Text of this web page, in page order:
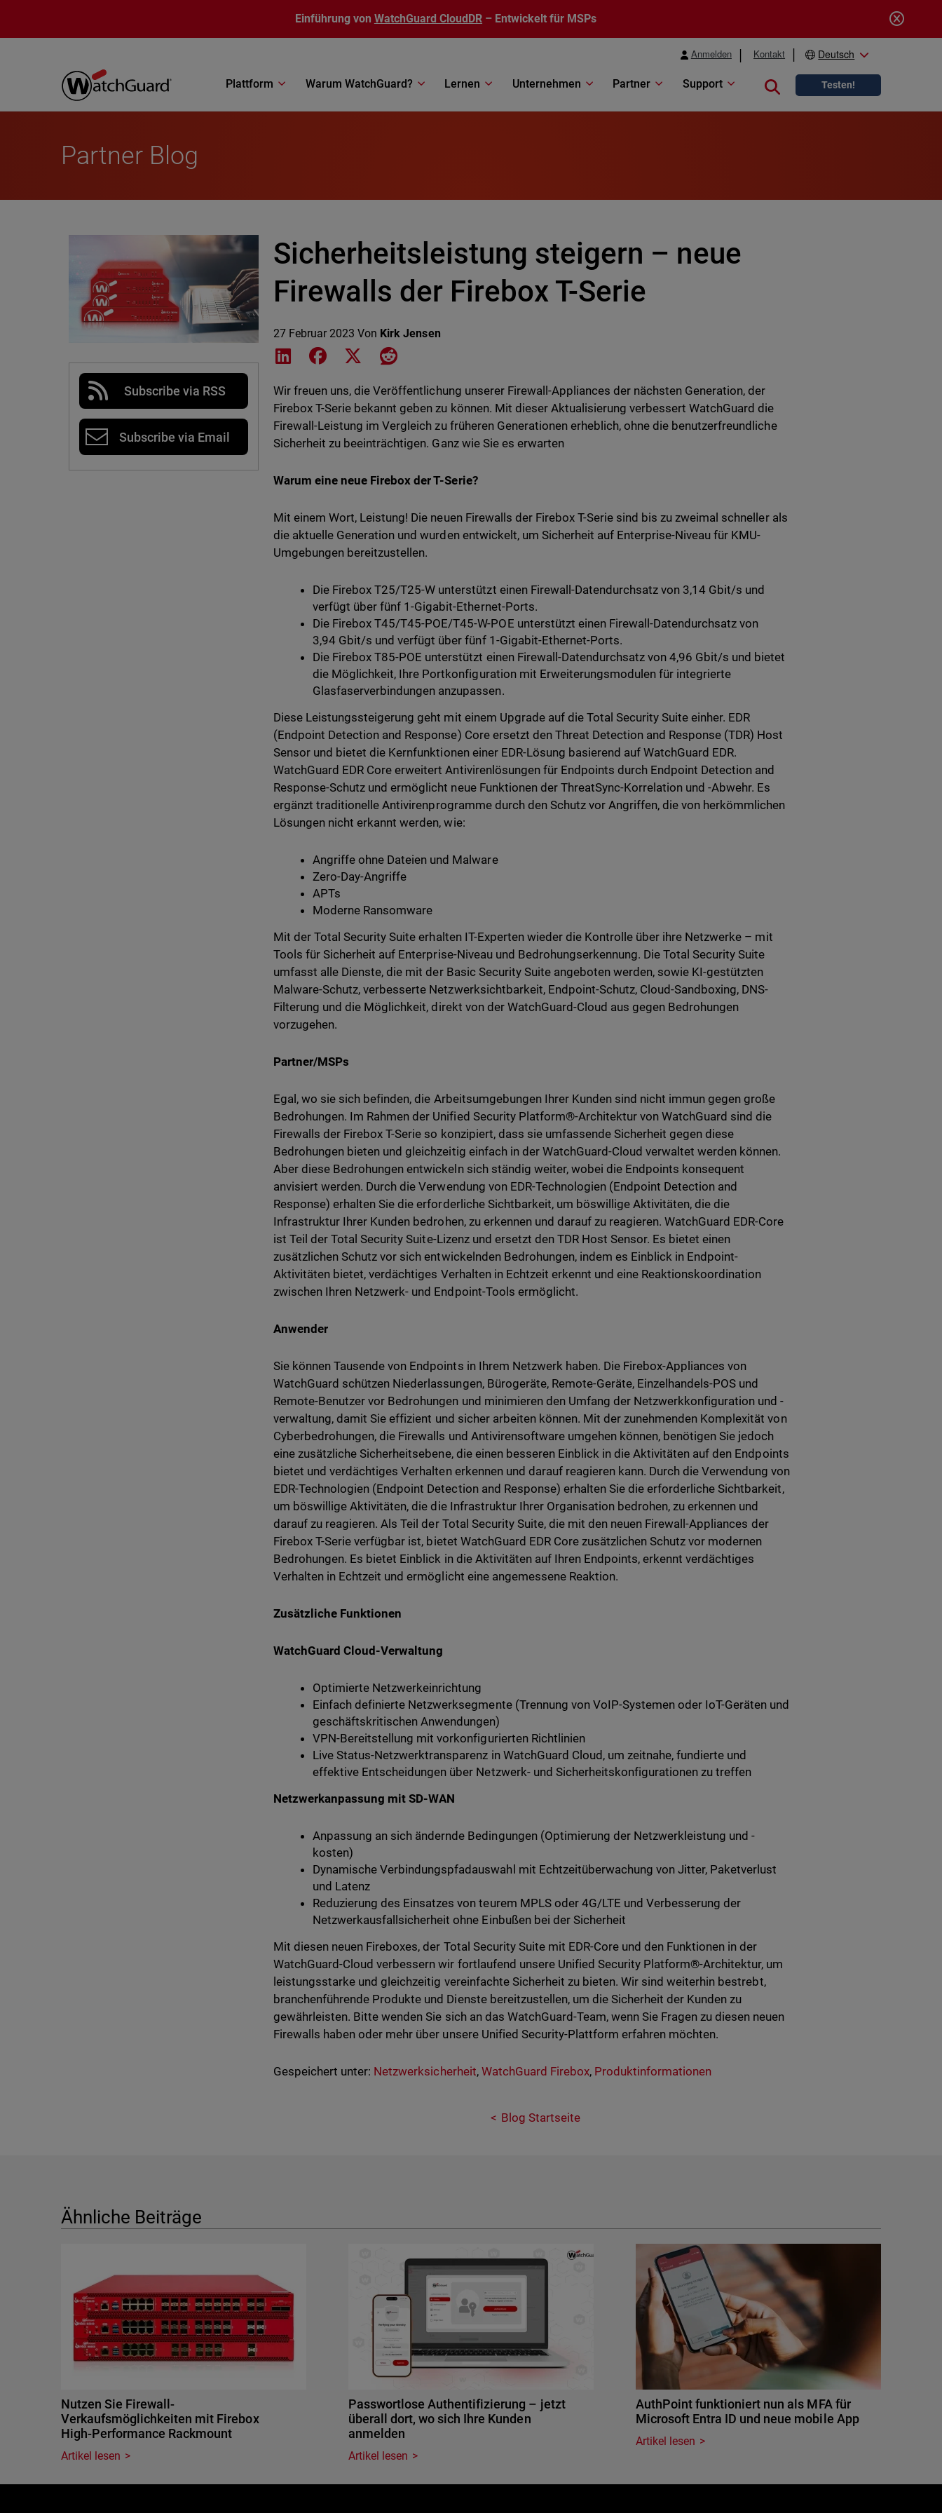
Einführung von WatchGuard CloudDR – Entwickelt für MSPs
Anmelden Kontakt Deutsch
Plattform Warum WatchGuard? Lernen Unternehmen Partner Support Close search
Testen!
Partner Blog
Subscribe via RSS
Subscribe via Email
Sicherheitsleistung steigern – neue
Firewalls der Firebox T-Serie
27 Februar 2023 Von Kirk Jensen
Share on LinkedIn
Share on Facebook
Share on XShare on Reddit
Wir freuen uns, die Veröffentlichung unserer Firewall-Appliances der nächsten Generation, der
Firebox T-Serie bekannt geben zu können. Mit dieser Aktualisierung verbessert WatchGuard die
Firewall-Leistung im Vergleich zu früheren Generationen erheblich, ohne die benutzerfreundliche
Sicherheit zu beeinträchtigen. Ganz wie Sie es erwarten
Warum eine neue Firebox der T-Serie?
Mit einem Wort, Leistung! Die neuen Firewalls der Firebox T-Serie sind bis zu zweimal schneller als
die aktuelle Generation und wurden entwickelt, um Sicherheit auf Enterprise-Niveau für KMU-
Umgebungen bereitzustellen.
Die Firebox T25/T25-W unterstützt einen Firewall-Datendurchsatz von 3,14 Gbit/s und
verfügt über fünf 1-Gigabit-Ethernet-Ports.
Die Firebox T45/T45-POE/T45-W-POE unterstützt einen Firewall-Datendurchsatz von
3,94 Gbit/s und verfügt über fünf 1-Gigabit-Ethernet-Ports.
Die Firebox T85-POE unterstützt einen Firewall-Datendurchsatz von 4,96 Gbit/s und bietet
die Möglichkeit, Ihre Portkonfiguration mit Erweiterungsmodulen für integrierte
Glasfaserverbindungen anzupassen.
Diese Leistungssteigerung geht mit einem Upgrade auf die Total Security Suite einher. EDR
(Endpoint Detection and Response) Core ersetzt den Threat Detection and Response (TDR) Host
Sensor und bietet die Kernfunktionen einer EDR-Lösung basierend auf WatchGuard EDR.
WatchGuard EDR Core erweitert Antivirenlösungen für Endpoints durch Endpoint Detection and
Response-Schutz und ermöglicht neue Funktionen der ThreatSync-Korrelation und -Abwehr. Es
ergänzt traditionelle Antivirenprogramme durch den Schutz vor Angriffen, die von herkömmlichen
Lösungen nicht erkannt werden, wie:
Angriffe ohne Dateien und Malware
Zero-Day-Angriffe
APTs
Moderne Ransomware
Mit der Total Security Suite erhalten IT-Experten wieder die Kontrolle über ihre Netzwerke – mit
Tools für Sicherheit auf Enterprise-Niveau und Bedrohungserkennung. Die Total Security Suite
umfasst alle Dienste, die mit der Basic Security Suite angeboten werden, sowie KI-gestützten
Malware-Schutz, verbesserte Netzwerksichtbarkeit, Endpoint-Schutz, Cloud-Sandboxing, DNS-
Filterung und die Möglichkeit, direkt von der WatchGuard-Cloud aus gegen Bedrohungen
vorzugehen.
Partner/MSPs
Egal, wo sie sich befinden, die Arbeitsumgebungen Ihrer Kunden sind nicht immun gegen große
Bedrohungen. Im Rahmen der Unified Security Platform®-Architektur von WatchGuard sind die
Firewalls der Firebox T-Serie so konzipiert, dass sie umfassende Sicherheit gegen diese
Bedrohungen bieten und gleichzeitig einfach in der WatchGuard-Cloud verwaltet werden können.
Aber diese Bedrohungen entwickeln sich ständig weiter, wobei die Endpoints konsequent
anvisiert werden. Durch die Verwendung von EDR-Technologien (Endpoint Detection and
Response) erhalten Sie die erforderliche Sichtbarkeit, um böswillige Aktivitäten, die die
Infrastruktur Ihrer Kunden bedrohen, zu erkennen und darauf zu reagieren. WatchGuard EDR-Core
ist Teil der Total Security Suite-Lizenz und ersetzt den TDR Host Sensor. Es bietet einen
zusätzlichen Schutz vor sich entwickelnden Bedrohungen, indem es Einblick in Endpoint-
Aktivitäten bietet, verdächtiges Verhalten in Echtzeit erkennt und eine Reaktionskoordination
zwischen Ihren Netzwerk- und Endpoint-Tools ermöglicht.
Anwender
Sie können Tausende von Endpoints in Ihrem Netzwerk haben. Die Firebox-Appliances von
WatchGuard schützen Niederlassungen, Bürogeräte, Remote-Geräte, Einzelhandels-POS und
Remote-Benutzer vor Bedrohungen und minimieren den Umfang der Netzwerkkonfiguration und -
verwaltung, damit Sie effizient und sicher arbeiten können. Mit der zunehmenden Komplexität von
Cyberbedrohungen, die Firewalls und Antivirensoftware umgehen können, benötigen Sie jedoch
eine zusätzliche Sicherheitsebene, die einen besseren Einblick in die Aktivitäten auf den Endpoints
bietet und verdächtiges Verhalten erkennen und darauf reagieren kann. Durch die Verwendung von
EDR-Technologien (Endpoint Detection and Response) erhalten Sie die erforderliche Sichtbarkeit,
um böswillige Aktivitäten, die die Infrastruktur Ihrer Organisation bedrohen, zu erkennen und
darauf zu reagieren. Als Teil der Total Security Suite, die mit den neuen Firewall-Appliances der
Firebox T-Serie verfügbar ist, bietet WatchGuard EDR Core zusätzlichen Schutz vor modernen
Bedrohungen. Es bietet Einblick in die Aktivitäten auf Ihren Endpoints, erkennt verdächtiges
Verhalten in Echtzeit und ermöglicht eine angemessene Reaktion.
Zusätzliche Funktionen
WatchGuard Cloud-Verwaltung
Optimierte Netzwerkeinrichtung
Einfach definierte Netzwerksegmente (Trennung von VoIP-Systemen oder IoT-Geräten und
geschäftskritischen Anwendungen)
VPN-Bereitstellung mit vorkonfigurierten Richtlinien
Live Status-Netzwerktransparenz in WatchGuard Cloud, um zeitnahe, fundierte und
effektive Entscheidungen über Netzwerk- und Sicherheitskonfigurationen zu treffen
Netzwerkanpassung mit SD-WAN
Anpassung an sich ändernde Bedingungen (Optimierung der Netzwerkleistung und -
kosten)
Dynamische Verbindungspfadauswahl mit Echtzeitüberwachung von Jitter, Paketverlust
und Latenz
Reduzierung des Einsatzes von teurem MPLS oder 4G/LTE und Verbesserung der
Netzwerkausfallsicherheit ohne Einbußen bei der Sicherheit
Mit diesen neuen Fireboxes, der Total Security Suite mit EDR-Core und den Funktionen in der
WatchGuard-Cloud verbessern wir fortlaufend unsere Unified Security Platform®-Architektur, um
leistungsstarke und gleichzeitig vereinfachte Sicherheit zu bieten. Wir sind weiterhin bestrebt,
branchenführende Produkte und Dienste bereitzustellen, um die Sicherheit der Kunden zu
gewährleisten. Bitte wenden Sie sich an das WatchGuard-Team, wenn Sie Fragen zu diesen neuen
Firewalls haben oder mehr über unsere Unified Security-Plattform erfahren möchten.
Gespeichert unter: Netzwerksicherheit, WatchGuard Firebox, Produktinformationen
Blog Startseite
Ähnliche Beiträge
Nutzen Sie Firewall-
Verkaufsmöglichkeiten mit Firebox
High-Performance Rackmount
Artikel lesen
Passwortlose Authentifizierung – jetzt
überall dort, wo sich Ihre Kunden
anmelden
Artikel lesen
AuthPoint funktioniert nun als MFA für
Microsoft Entra ID und neue mobile App
Artikel lesen